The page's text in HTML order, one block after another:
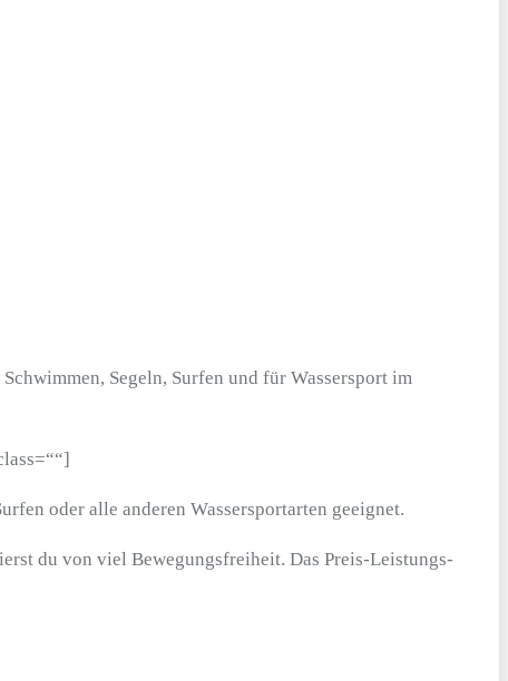
Segeln, Surfen und für Wassersport im
oder alle anderen Wassersportarten geeignet.
du von viel Bewegungsfreiheit. Das Preis-Leistungs-